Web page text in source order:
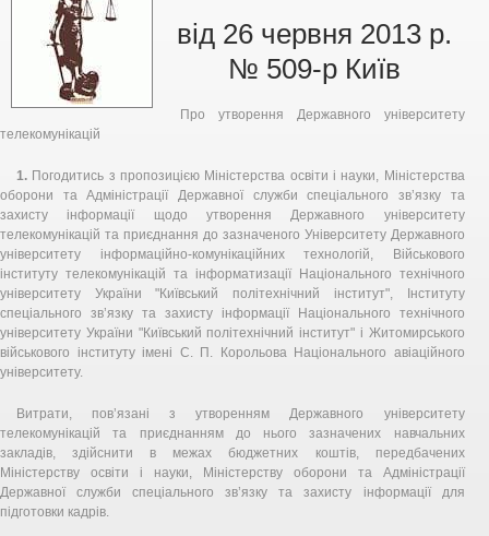
від 26 червня 2013 р.
№ 509-р Київ
Про утворення Державного університету
телекомунікацій
1. Погодитись з пропозицією Міністерства освіти і науки, Міністерства
оборони та Адміністрації Державної служби спеціального зв’язку та
захисту інформації щодо утворення Державного університету
телекомунікацій та приєднання до зазначеного Університету Державного
університету інформаційно-комунікаційних технологій, Військового
інституту телекомунікацій та інформатизації Національного технічного
університету України "Київський політехнічний інститут", Інституту
спеціального зв’язку та захисту інформації Національного технічного
університету України "Київський політехнічний інститут" і Житомирського
військового інституту імені С. П. Корольова Національного авіаційного
університету.
Витрати, пов’язані з утворенням Державного університету
телекомунікацій та приєднанням до нього зазначених навчальних
закладів, здійснити в межах бюджетних коштів, передбачених
Міністерству освіти і науки, Міністерству оборони та Адміністрації
Державної служби спеціального зв’язку та захисту інформації для
підготовки кадрів.